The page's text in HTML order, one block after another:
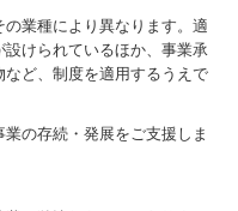
業種により異なります。適
けられているほか、事業承
ど、制度を適用するうえで
の存続・発展をご支援しま